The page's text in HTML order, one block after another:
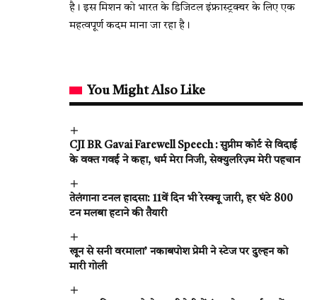
है। इस मिशन को भारत के डिजिटल इंफ्रास्ट्रक्चर के लिए एक
महत्वपूर्ण कदम माना जा रहा है।
You Might Also Like
CJI BR Gavai Farewell Speech : सुप्रीम कोर्ट से विदाई
के वक्त गवई ने कहा, धर्म मेरा निजी, सेक्युलरिज़्म मेरी पहचान
तेलंगाना टनल हादसा: 11वें दिन भी रेस्क्यू जारी, हर घंटे 800
टन मलबा हटाने की तैयारी
खून से सनी वरमाला’ नकाबपोश प्रेमी ने स्टेज पर दुल्हन को
मारी गोली